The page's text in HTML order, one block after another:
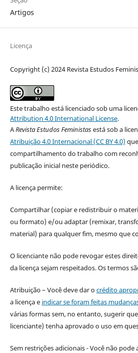
Artigos
Licença
Copyright (c) 2024 Revista Estudos
Este trabalho está licenciado sob uma
Attribution 4.0 International License.
ARevista Estudos Feministasestá sob a
Atribuição 4.0 Internacional (CC BY 4.0)
compartilhamento do trabalho com
publicação inicial neste periódico.
A licença permite:
Compartilhar (copiar e redistribuir o
ou formato) e/ou adaptar (remixar,
material) para qualquer fim, mesmo que
O licenciante não pode revogar estes
da licença sejam respeitados. Os termos
Atribuição – Você deve dar ocrédito
a licença e indicar se foram feitas
várias formas sem, no entanto, sugerir
licenciante) tenha aprovado o uso em
Sem restrições adicionais - Você não